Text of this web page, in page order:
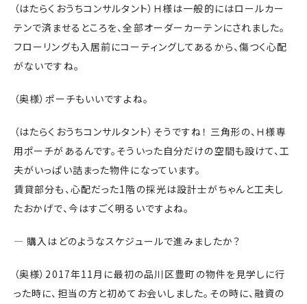
（はたらくおうちコンサルタント）Ｈ様は一般的にはロールカー
テンで済ませるところを、全部オーダーカーテンにされました。
フローリングも入居前にコーティングしてあるから、傷つく心配
がないですね。
（奥様）ポーチもいいですよね。
（はたらくおうちコンサルタント）そうですね！ 三角形の、Ｈ様専
用ポーチがあるんです。そういった自分だけの空間も設けて、工
夫がいっぱい詰まった物件になっています。
賃貸部分も、心配だった1階の採光は設計士がちゃんと工夫し
たおかげで、今はすごく明るいですよね。
― 購入はどのようなスケジュールで進みましたか？
（奥様）2017年11月に最初の品川区豊町の物件を見学しに行
った時に、担当の方と初めてお会いしました。その時に、融資の